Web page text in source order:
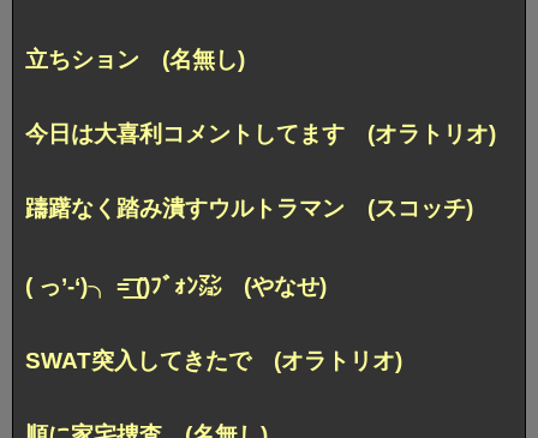
立ちション (名無し)
今日は大喜利コメントしてます (オラトリオ)
躊躇なく踏み潰すウルトラマン (スコッチ)
( っ’-‘)╮ =͟͟͞͞ ()ﾌﾞｫﾝ㍇ (やなせ)
SWAT突入してきたで (オラトリオ)